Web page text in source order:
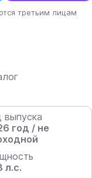
третьим лицам
выпуска
год / не
л.с.